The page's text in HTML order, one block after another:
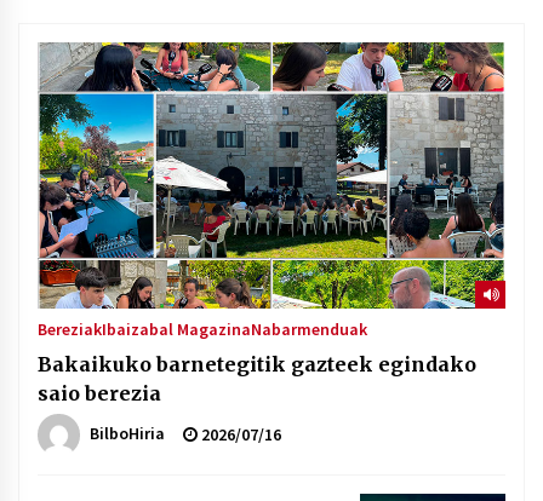
BereziakIbaizabal MagazinaNabarmenduak
Bakaikuko barnetegitik gazteek egindako
saio berezia
BilboHiria 2026/07/16